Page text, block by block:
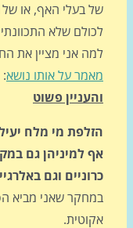
בעלי האף, או של
שלא התכוונתי
אני מציין את החודש?
על אותו נושא:
פשוט
מי מלח יעילה
למיניהן גם במקרים
וגם באלרגיים: